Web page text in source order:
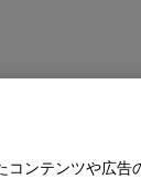
コンテンツや広告